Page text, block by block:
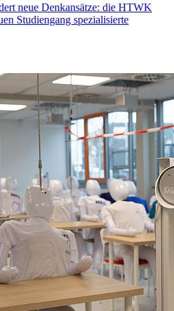
neue Denkansätze: die HTWK
Studiengang spezialisierte